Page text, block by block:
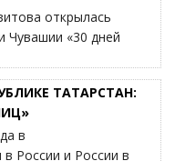
открылась
Чувашии «30 дней
ТАТАРСТАН:
в
России и России в